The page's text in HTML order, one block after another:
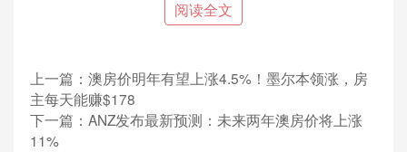
阅读全文
上一篇： 澳房价明年有望上涨4.5%！墨尔本领涨，房
主每天能赚$178
下一篇： ANZ发布最新预测：未来两年澳房价将上涨
11%